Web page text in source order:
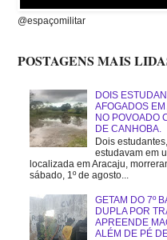
@espaçomilitar
POSTAGENS MAIS
DOIS
AFOGADOS
NO POVOADO
DE CANHOBA.
Dois
estudavam em
localizada em Aracaju,
sábado, 1º de agosto...
GETAM DO 7º
DUPLA POR
APREENDE
ALÉM DE PÉ